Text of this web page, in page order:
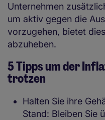
Unternehmen
um aktiv gegen die
vorzugehen, bietet
abzuheben.
5 Tipps um der
trotzen
Halten Sie ihre
Stand: Bleiben Sie